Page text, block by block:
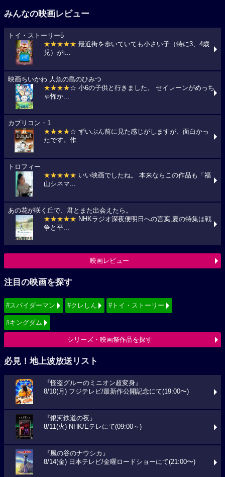
みんなの映画レビュー
トイ・ストーリー5
★★★★★ 最近街を歩いていても小さい子（特に3、4歳
児）がi...
映画ちいかわ 人魚の島のひみつ
★★★★☆ 小6の子供と行きました。 セイレーンがめっち
ゃ怖か...
カプリコン・1
★★★★☆ ずいぶん前に見た感じがしますが、面白かっ
たです。作...
トロフィー
★★★★★ いい映画でしたね。 本来ならこの作品も「福
山シネマ...
あの花が咲く丘で、君とまた出会えたら。
★★★★★ NHKラジオ深夜便明日への言葉,夏の特集は戦
争と平...
映画レビュー
注目の映画を探す
#スパイダーマン #クレしん #トイ・ストーリー
#キングダム
シリーズ・映画祭作品を探す
必見！地上波放送リスト
『怪盗グルーのミニオン超変身』
8/10(月) フジテレビ/最新作公開記念にて(19:00〜)
『銀河鉄道の夜』
8/11(火) NHK/Eテレにて(09:00～)
『風の谷のナウシカ』
8/14(金) 日本テレビ/金曜ロードショーにて(21:00〜)